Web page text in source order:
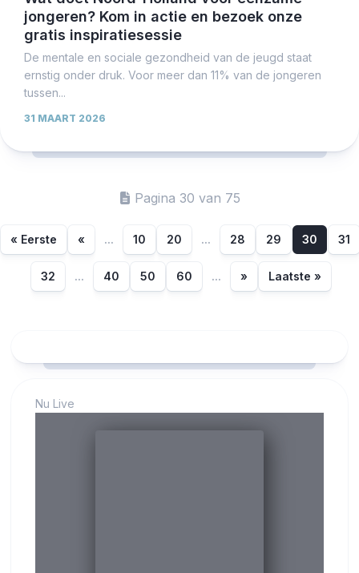
jongeren? Kom in actie en bezoek onze
gratis inspiratiesessie
De mentale en sociale gezondheid van de jeugd staat
ernstig onder druk. Voor meer dan 11% van de jongeren
tussen...
31 MAART 2026
Pagina 30 van 75
« Eerste « ... 10 20 ... 28 29 30 31
32 ... 40 50 60 ... » Laatste »
Nu Live